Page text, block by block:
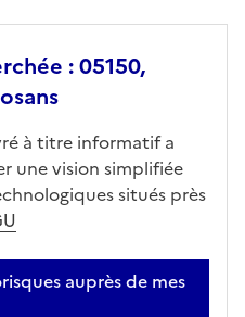
: 05150,
à titre informatif a
une vision simplifiée
situés près
auprès de mes